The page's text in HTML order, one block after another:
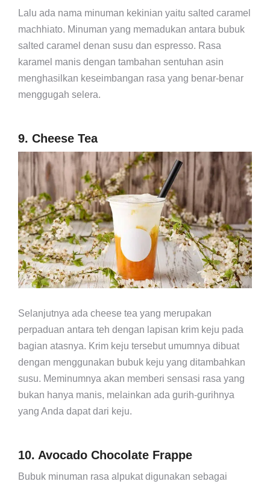
Lalu ada nama minuman kekinian yaitu salted caramel
machhiato. Minuman yang memadukan antara bubuk
salted caramel denan susu dan espresso. Rasa
karamel manis dengan tambahan sentuhan asin
menghasilkan keseimbangan rasa yang benar-benar
menggugah selera.
9. Cheese Tea
Selanjutnya ada cheese tea yang merupakan
perpaduan antara teh dengan lapisan krim keju pada
bagian atasnya. Krim keju tersebut umumnya dibuat
dengan menggunakan bubuk keju yang ditambahkan
susu. Meminumnya akan memberi sensasi rasa yang
bukan hanya manis, melainkan ada gurih-gurihnya
yang Anda dapat dari keju.
10. Avocado Chocolate Frappe
Bubuk minuman rasa alpukat digunakan sebagai